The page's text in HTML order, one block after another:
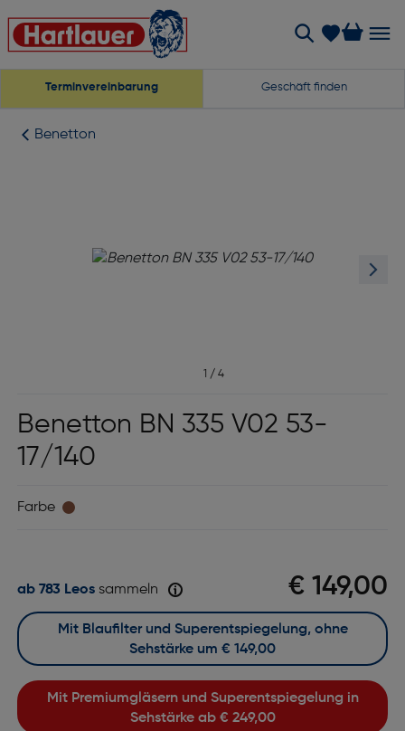
Terminvereinbarung Geschäft finden
Benetton
1 / 4
Benetton BN 335 V02 53-
17/140
Farbe
€ 149,00
ab 783 Leossammeln
Mit Premiumgläsern und Superentspiegelung in
Sehstärke ab € 249,00
Mit Blaufilter und Superentspiegelung, ohne
Sehstärke um € 149,00